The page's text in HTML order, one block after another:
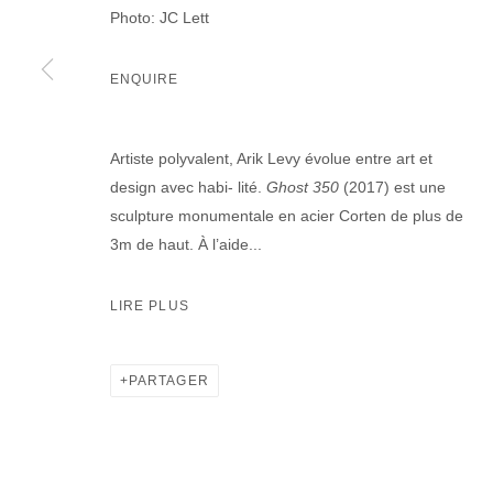
Photo: JC Lett
ENQUIRE
Artiste polyvalent, Arik Levy évolue entre art et
design avec habi- lité. Ghost 350 (2017) est une
sculpture monumentale en acier Corten de plus de
3m de haut. À l’aide...
LIRE PLUS
PARTAGER